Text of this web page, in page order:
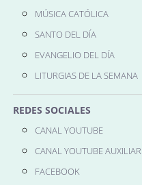
MÚSICA CATÓLICA
SANTO DEL DÍA
EVANGELIO DEL DÍA
LITURGIAS DE LA SEMANA
REDES SOCIALES
CANAL YOUTUBE
CANAL YOUTUBE AUXILIAR
FACEBOOK